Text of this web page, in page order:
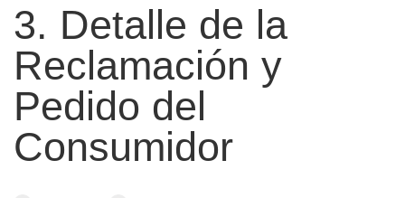
3. Detalle de la
Reclamación y
Pedido del
Consumidor